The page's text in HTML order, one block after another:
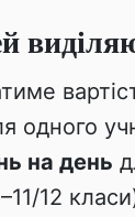
одного
на день
12